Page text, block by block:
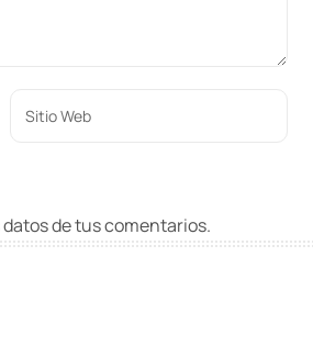
de tus comentarios.